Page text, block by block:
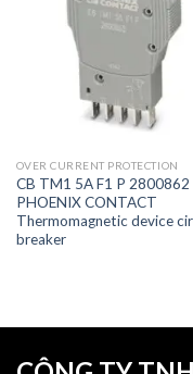
OVER CURRENT PROTECTION
CB TM1 5A F1 P 2800862
PHOENIX CONTACT
Thermomagnetic device
breaker